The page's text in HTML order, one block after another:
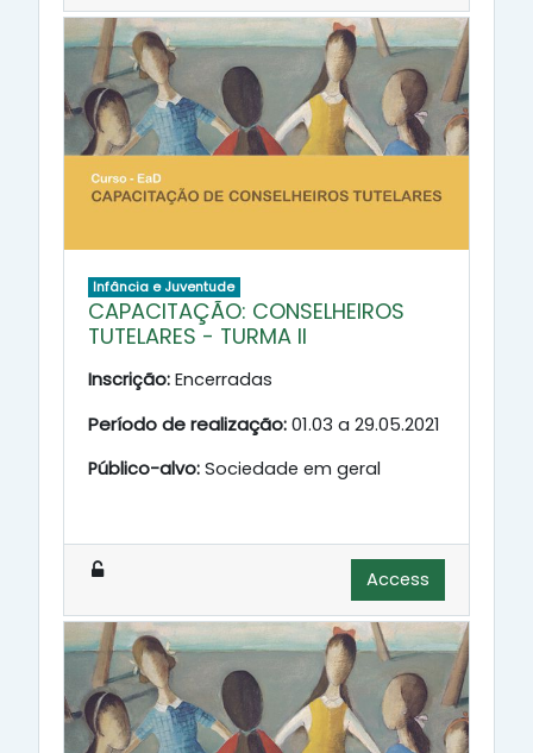
Infância e Juventude
CAPACITAÇÃO: CONSELHEIROS
TUTELARES - TURMA II
Inscrição: Encerradas
Período de realização:01.03 a 29.05.2021
Público-alvo: Sociedade em geral
Access